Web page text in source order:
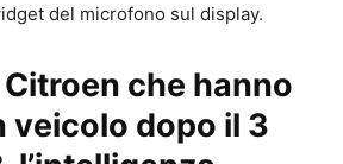
del microfono sul display.
che hanno
veicolo dopo il 3